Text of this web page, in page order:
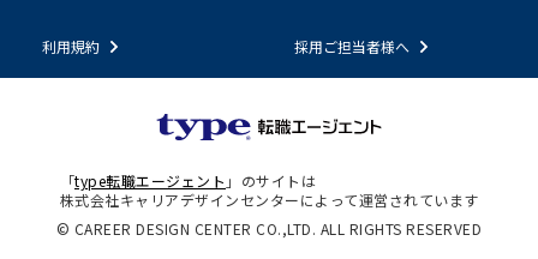
利用規約 採用ご担当者様へ
「type転職エージェント 」のサイトは
株式会社キャリアデザインセンターによって運営されています
© CAREER DESIGN CENTER CO.,LTD. ALL RIGHTS RESERVED